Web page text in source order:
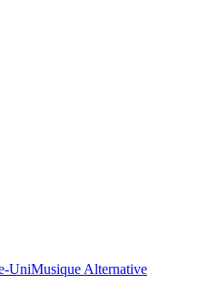
UniMusique Alternative